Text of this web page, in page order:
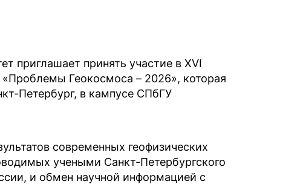
приглашает принять участие в XVI
Геокосмоса – 2026», которая
Петербург, в кампусе СПбГУ
современных геофизических
учеными Санкт-Петербургского
и обмен научной информацией с